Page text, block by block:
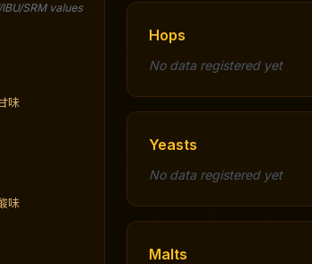
SRM values
味
味
Hops
No data registered yet
Yeasts
No data registered yet
Malts